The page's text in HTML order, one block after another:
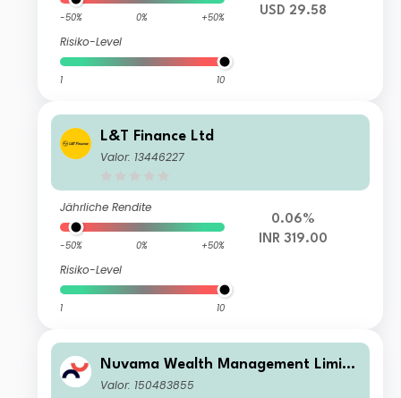
-50% 0% +50%
Risiko-Level
1 10
USD 29.58
L&T Finance Ltd
Valor: 13446227
Jährliche Rendite
-50% 0% +50%
Risiko-Level
1 10
0.06%
INR 319.00
Nuvama Wealth Management Limite
d
Valor: 150483855